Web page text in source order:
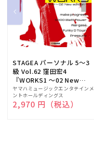
STAGEA パーソナル 5～3
級 Vol.62 窪田宏4
『WORKS1 ～02 New
edition～』
販
売
元:
ヤマハミュージックエンタテインメ
ントホールディングス
通常価格
2,970 円（税込）